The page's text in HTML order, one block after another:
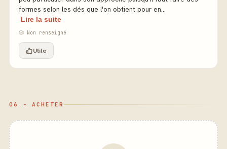
formes selon les dés que l'on obtient pour en...
Lire la suite
🎲 Non renseigné
Utile
06 - ACHETER